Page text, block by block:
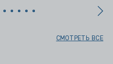
СМОТРЕТЬ ВСЕ